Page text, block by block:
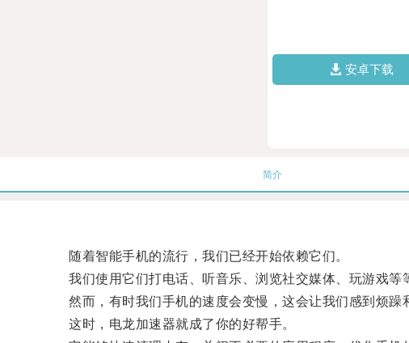
安卓下载
简介
随着智能手机的流行，我们已经开始依赖它们。
我们使用它们打电话、听音乐、浏览社交媒体、玩游戏等
然而，有时我们手机的速度会变慢，这会让我们感到烦躁
这时，电龙加速器就成了你的好帮手。